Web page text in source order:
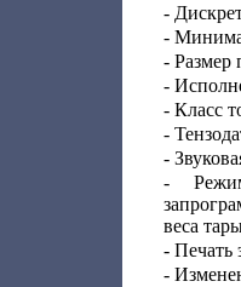
-
-
- Размер
-
- Класс
-
-
-
веса
- Печать
-